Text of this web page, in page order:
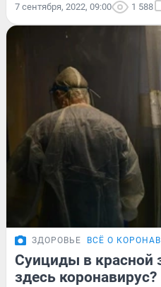
7 сентября, 2022, 09:00 1 588
ЗДОРОВЬЕ ВСЁ О
Суициды в красной
здесь коронавирус?